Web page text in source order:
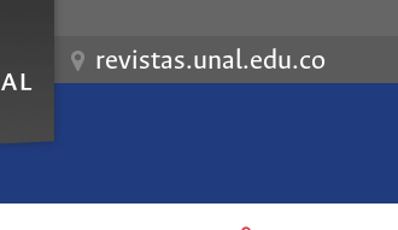
revistas.unal.edu.co